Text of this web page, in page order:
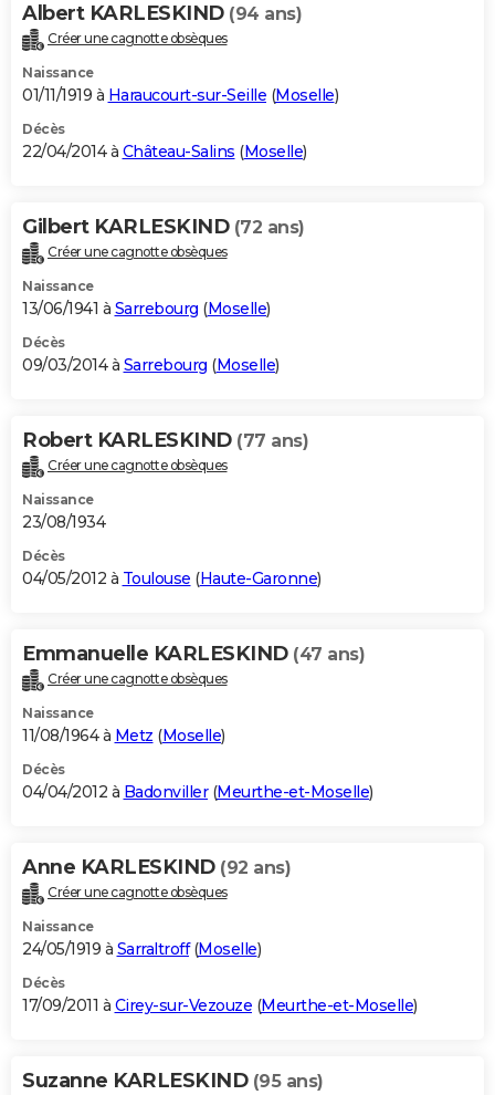
Albert KARLESKIND (94 ans)
Créer une cagnotte obsèques
Naissance
01/11/1919 à Haraucourt-sur-Seille (Moselle)
Décès
22/04/2014 à Château-Salins (Moselle)
Gilbert KARLESKIND (72 ans)
Créer une cagnotte obsèques
Naissance
13/06/1941 à Sarrebourg (Moselle)
Décès
09/03/2014 à Sarrebourg (Moselle)
Robert KARLESKIND (77 ans)
Créer une cagnotte obsèques
Naissance
23/08/1934
Décès
04/05/2012 à Toulouse (Haute-Garonne)
Emmanuelle KARLESKIND (47 ans)
Créer une cagnotte obsèques
Naissance
11/08/1964 à Metz (Moselle)
Décès
04/04/2012 à Badonviller(Meurthe-et-Moselle)
Anne KARLESKIND (92 ans)
Créer une cagnotte obsèques
Naissance
24/05/1919 à Sarraltroff(Moselle)
Décès
17/09/2011 à Cirey-sur-Vezouze (Meurthe-et-Moselle)
Suzanne KARLESKIND (95 ans)